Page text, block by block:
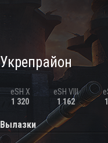
Укрепрайон
eSH X
1 320
eSH VIII
1 162
Вылазки